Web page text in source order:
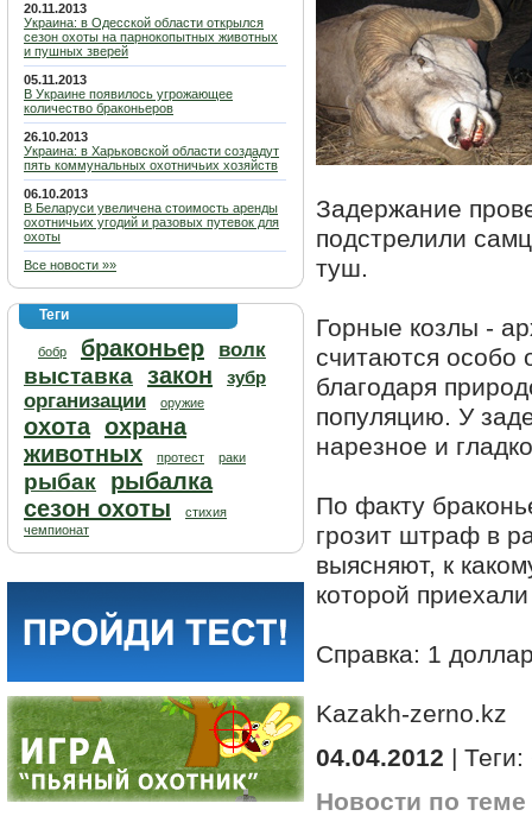
20.11.2013
Украина: в Одесской области открылся
сезон охоты на парнокопытных животных
и пушных зверей
05.11.2013
В Украине появилось угрожающее
количество браконьеров
26.10.2013
Украина: в Харьковской области создадут
пять коммунальных охотничьих хозяйств
06.10.2013
В Беларуси увеличена стоимость аренды
охотничьих угодий и разовых путевок для
охоты
Все новости »»
Теги
бобр браконьер волк
выставка закон зубр
организации оружие
охота охрана
животных
протест раки
рыбак
рыбалка
сезон охоты
стихия
чемпионат
Задержание
подстрелили
туш.
Горные козлы -
считаются особо
благодаря
популяцию. У
нарезное и
По факту
грозит штраф в
выясняют, к
которой
Справка: 1
Kazakh-zerno.kz
04.04.2012 | Теги:
Новости по теме